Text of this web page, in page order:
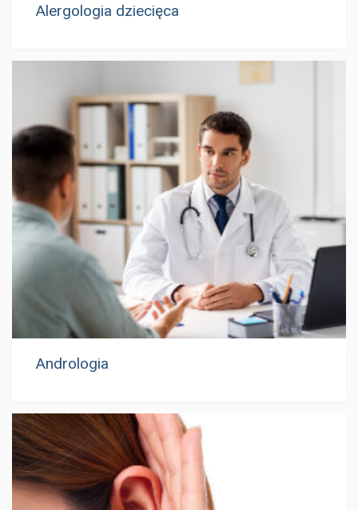
Alergologia dziecięca
Andrologia